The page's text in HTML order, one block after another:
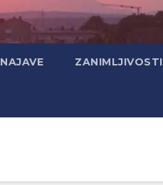
NAJAVE ZANIMLJIVOSTI